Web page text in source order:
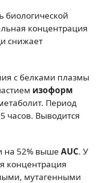
биологической
концентрация
снижает
с белками плазмы
изоформ
Период
часов. Выводится
на 52% выше AUC. У
концентрация
мутагенными